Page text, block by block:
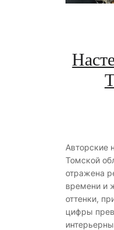
Авторские
Томской
отражена
времени и
оттенки,
цифры